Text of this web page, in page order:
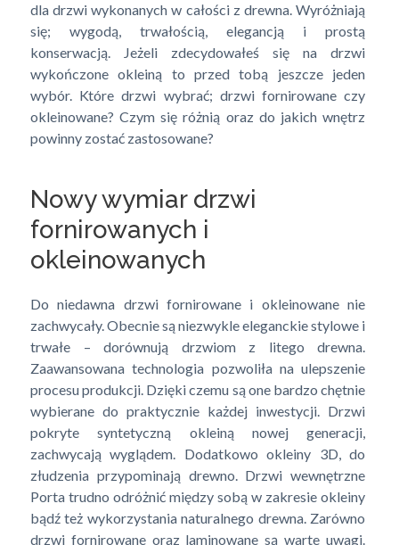
dla drzwi wykonanych w całości z drewna. Wyróżniają
się; wygodą, trwałością, elegancją i prostą
konserwacją. Jeżeli zdecydowałeś się na drzwi
wykończone okleiną to przed tobą jeszcze jeden
wybór. Które drzwi wybrać; drzwi fornirowane czy
okleinowane? Czym się różnią oraz do jakich wnętrz
powinny zostać zastosowane?
Nowy wymiar drzwi
fornirowanych i
okleinowanych
Do niedawna drzwi fornirowane i okleinowane nie
zachwycały. Obecnie są niezwykle eleganckie stylowe i
trwałe – dorównują drzwiom z litego drewna.
Zaawansowana technologia pozwoliła na ulepszenie
procesu produkcji. Dzięki czemu są one bardzo chętnie
wybierane do praktycznie każdej inwestycji. Drzwi
pokryte syntetyczną okleiną nowej generacji,
zachwycają wyglądem. Dodatkowo okleiny 3D, do
złudzenia przypominają drewno. Drzwi wewnętrzne
Porta trudno odróżnić między sobą w zakresie okleiny
bądź też wykorzystania naturalnego drewna. Zarówno
drzwi fornirowane oraz laminowane są warte uwagi.